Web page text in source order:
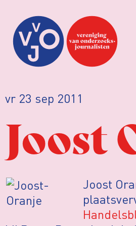
vr 23 sep 2011
Joost
Joost